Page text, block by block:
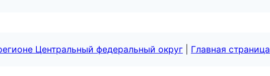
Центральный федеральный округ Главная страница